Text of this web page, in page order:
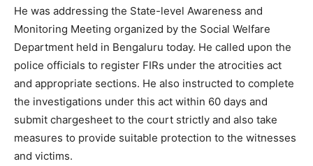
He was addressing the State-level Awareness and
Monitoring Meeting organized by the Social Welfare
Department held in Bengaluru today. He called upon the
police officials to register FIRs under the atrocities act
and appropriate sections. He also instructed to complete
the investigations under this act within 60 days and
submit chargesheet to the court strictly and also take
measures to provide suitable protection to the witnesses
and victims.